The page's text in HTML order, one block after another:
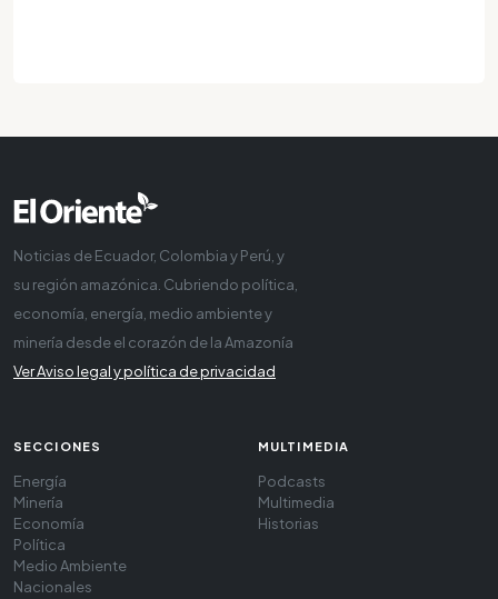
Noticias de Ecuador, Colombia y Perú, y
su región amazónica. Cubriendo política,
economía, energía, medio ambiente y
minería desde el corazón de la Amazonía
Ver Aviso legal y política de privacidad
SECCIONES
Energía
Minería
Economía
Política
Medio Ambiente
Nacionales
MULTIMEDIA
Podcasts
Multimedia
Historias